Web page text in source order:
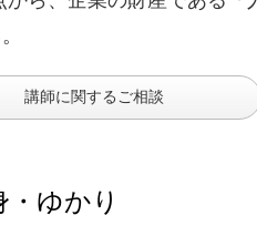
講師に関するご相談
・ゆかり